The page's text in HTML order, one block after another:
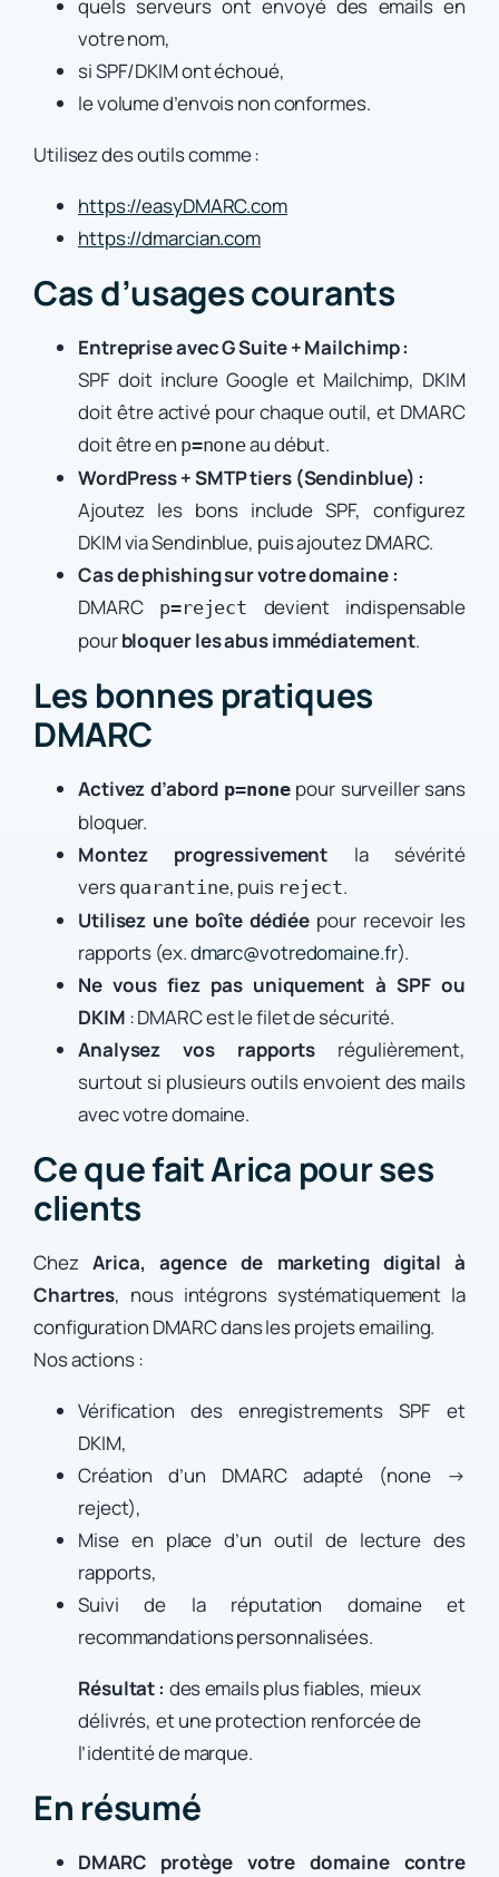
quels serveurs ont envoyé des emails en
votre nom,
si SPF/DKIM ont échoué,
le volume d’envois non conformes.
Utilisez des outils comme :
https://easyDMARC.com
https://dmarcian.com
Cas d’usages courants
Entreprise avec G Suite + Mailchimp :
SPF doit inclure Google et Mailchimp, DKIM
doit être activé pour chaque outil, et DMARC
doit être en p=noneau début.
WordPress + SMTP tiers (Sendinblue) :
Ajoutez les bons include SPF, configurez
DKIM via Sendinblue, puis ajoutez DMARC.
Cas de phishing sur votre domaine :
DMARC
p=reject
devient indispensable
pourbloquer les abus immédiatement.
Les bonnes pratiques
DMARC
Activez d’abord p=nonepour surveiller sans
bloquer.
Montez progressivement la sévérité
vers quarantine, puis reject.
Utilisez une boîte dédiée pour recevoir les
rapports (ex.dmarc@votredomaine.fr).
Ne vous fiez pas uniquement à SPF ou
DKIM : DMARC est le filet de sécurité.
Analysez vos rapports régulièrement,
surtout si plusieurs outils envoient des mails
avec votre domaine.
Ce que fait Arica pour ses
clients
ChezArica, agence de marketing digital à
Chartres, nous intégrons systématiquement la
configuration DMARC dans les projets emailing.
Nos actions :
Vérification des enregistrements SPF et
DKIM,
Création d’un DMARC adapté (none →
reject),
Mise en place d’un outil de lecture des
rapports,
Suivi de la réputation domaine et
recommandations personnalisées.
Résultat : des emails plus fiables, mieux
délivrés, et une protection renforcée de
l’identité de marque.
En résumé
DMARC protège votre domaine contre